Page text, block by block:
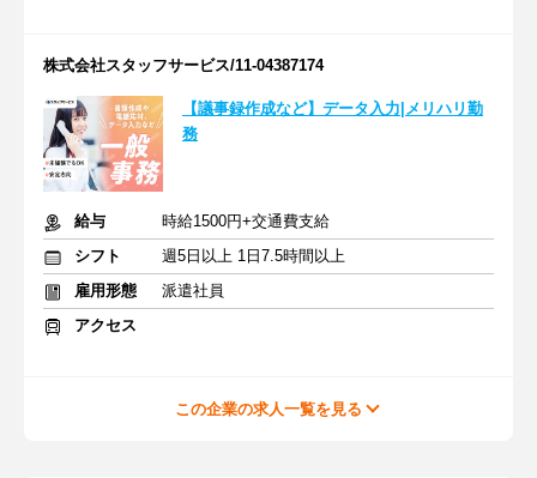
株式会社スタッフサービス/11-04387174
【議事録作成など】データ入力|メリハリ勤
務
給与
時給1500円+交通費支給
シフト
週5日以上 1日7.5時間以上
雇用形態
派遣社員
アクセス
この企業の求人一覧を見る